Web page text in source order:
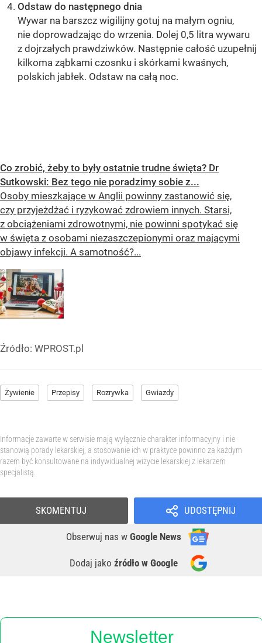
Odstaw do następnego dnia
Wywar na barszcz wigilijny gotuj na małym ogniu,
nie doprowadzając do wrzenia. Dolej 0,5 litra wywaru
z dojrzałych prawdziwków. Następnie całość uzupełnij
kilkoma ząbkami czosnku i skórkami kwaśnych,
polskich jabłek. Odstaw na całą noc.
Co zrobić, żeby to były ostatnie trudne święta? Dr
Sutkowski: Bez tego nie poradzimy sobie z...
Osoby mieszkające w Anglii powinny zastanowić się,
czy przyjeżdżać i ryzykować zdrowiem innych. Starsi,
z obciążeniami zdrowotnymi, nie powinni spotykać się
w święta z osobami niezaszczepionymi oraz mającymi
objawy infekcji. A samotność?...
Źródło: WPROST.pl
Żywienie Przepisy Rozrywka Gwiazdy
Informacje zawarte w serwisie mają wyłącznie charakter informacyjny i nie
stanowią porady lekarskiej, a stosowanie ich w praktyce powinno za każdym
razem być konsultowane na indywidualnej wizycie lekarskiej z lekarzem
specjalistą.
UDOSTĘPNIJ
Obserwuj nas w Google News
Dodaj jako źródło w Google
SKOMENTUJ
Newsletter